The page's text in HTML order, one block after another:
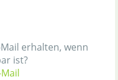
erhalten, wenn
ist?